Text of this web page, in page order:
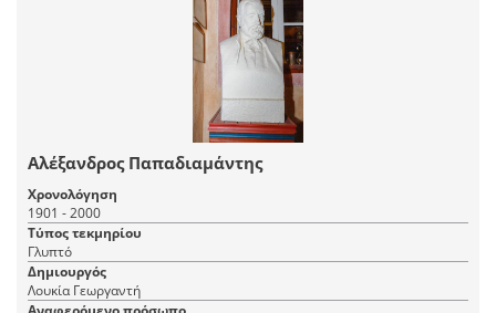
Αλέξανδρος Παπαδιαμάντης
Χρονολόγηση
1901 - 2000
Τύπος τεκμηρίου
Γλυπτό
Δημιουργός
Λουκία Γεωργαντή